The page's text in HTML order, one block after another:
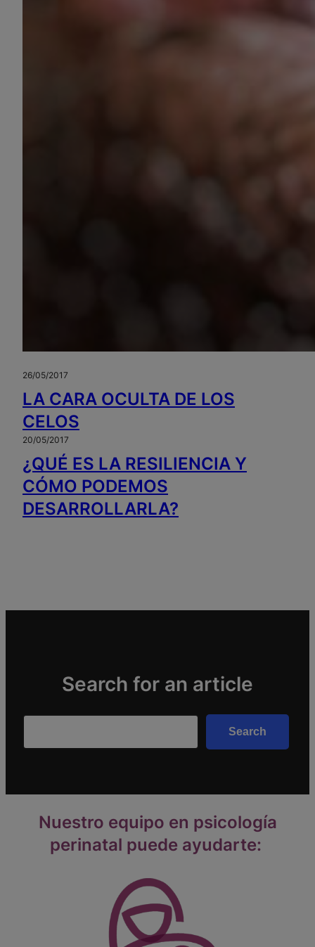
26/05/2017
LA CARA OCULTA DE LOS
CELOS
20/05/2017
¿QUÉ ES LA RESILIENCIA Y
CÓMO PODEMOS
DESARROLLARLA?
Search for an article
Search
Nuestro equipo en psicología
perinatal puede ayudarte: